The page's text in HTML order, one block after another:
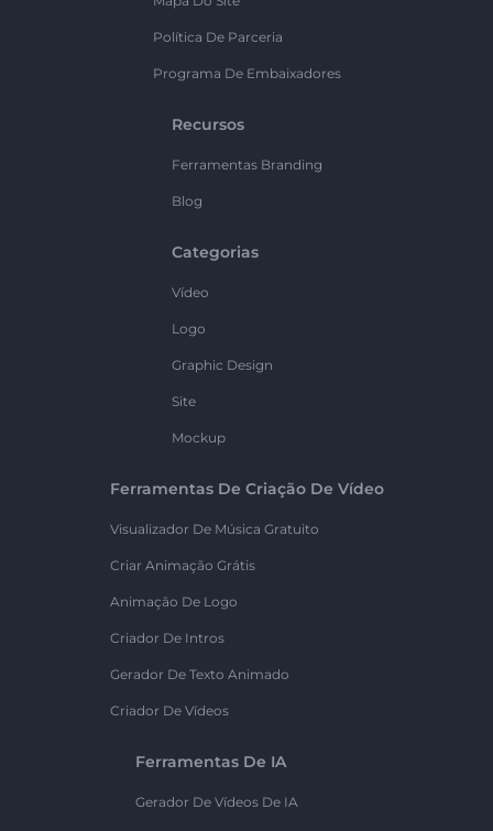
Política De Parceria
Programa De Embaixadores
Recursos
Ferramentas Branding
Blog
Categorias
Vídeo
Logo
Graphic Design
Site
Mockup
Ferramentas De Criação De Vídeo
Visualizador De Música Gratuito
Criar Animação Grátis
Animação De Logo
Criador De Intros
Gerador De Texto Animado
Criador De Vídeos
Ferramentas De IA
Gerador De Vídeos De IA